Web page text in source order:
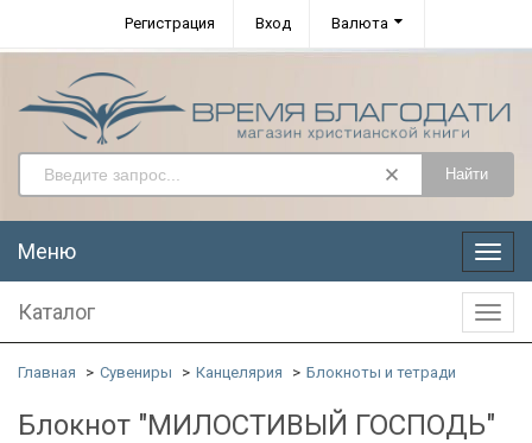
Регистрация Вход Валюта
Найти
Меню
Меню
Каталог
Главная Сувениры Канцелярия Блокноты и тетради
Блокнот "МИЛОСТИВЫЙ ГОСПОДЬ"